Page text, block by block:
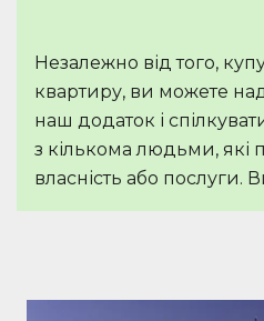
Незалежно від того,
квартиру, ви можете
наш додаток і
з кількома людьми, які
власність або послуги.